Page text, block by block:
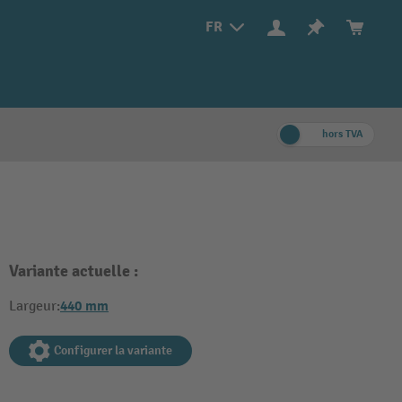
FR
hors TVA
Variante actuelle :
Largeur:440 mm
Configurer la variante